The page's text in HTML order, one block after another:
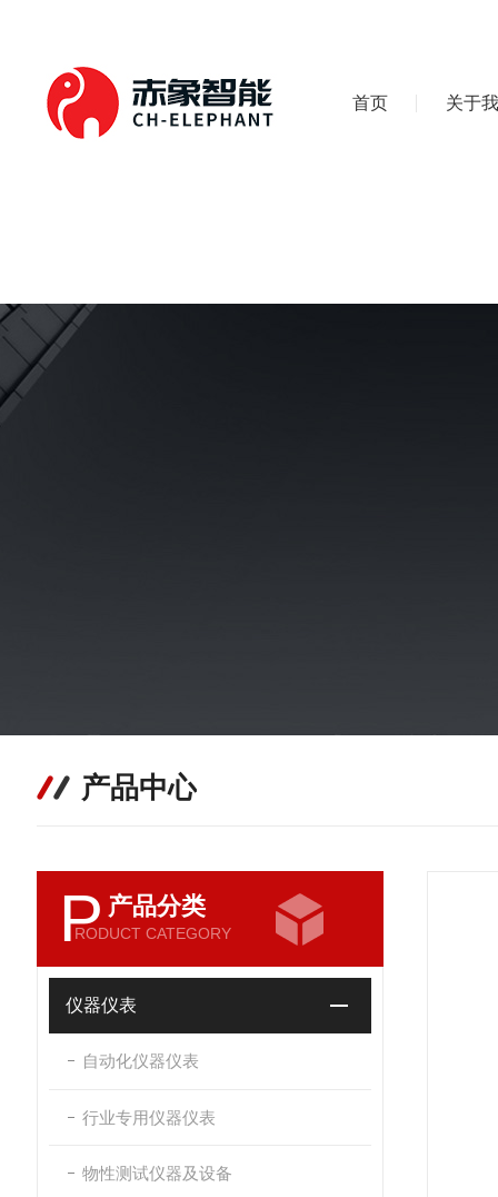
首页 关于
产品中心
P 产品分类
RODUCT CATEGORY
仪器仪表
自动化仪器仪表
行业专用仪器仪表
物性测试仪器及设备